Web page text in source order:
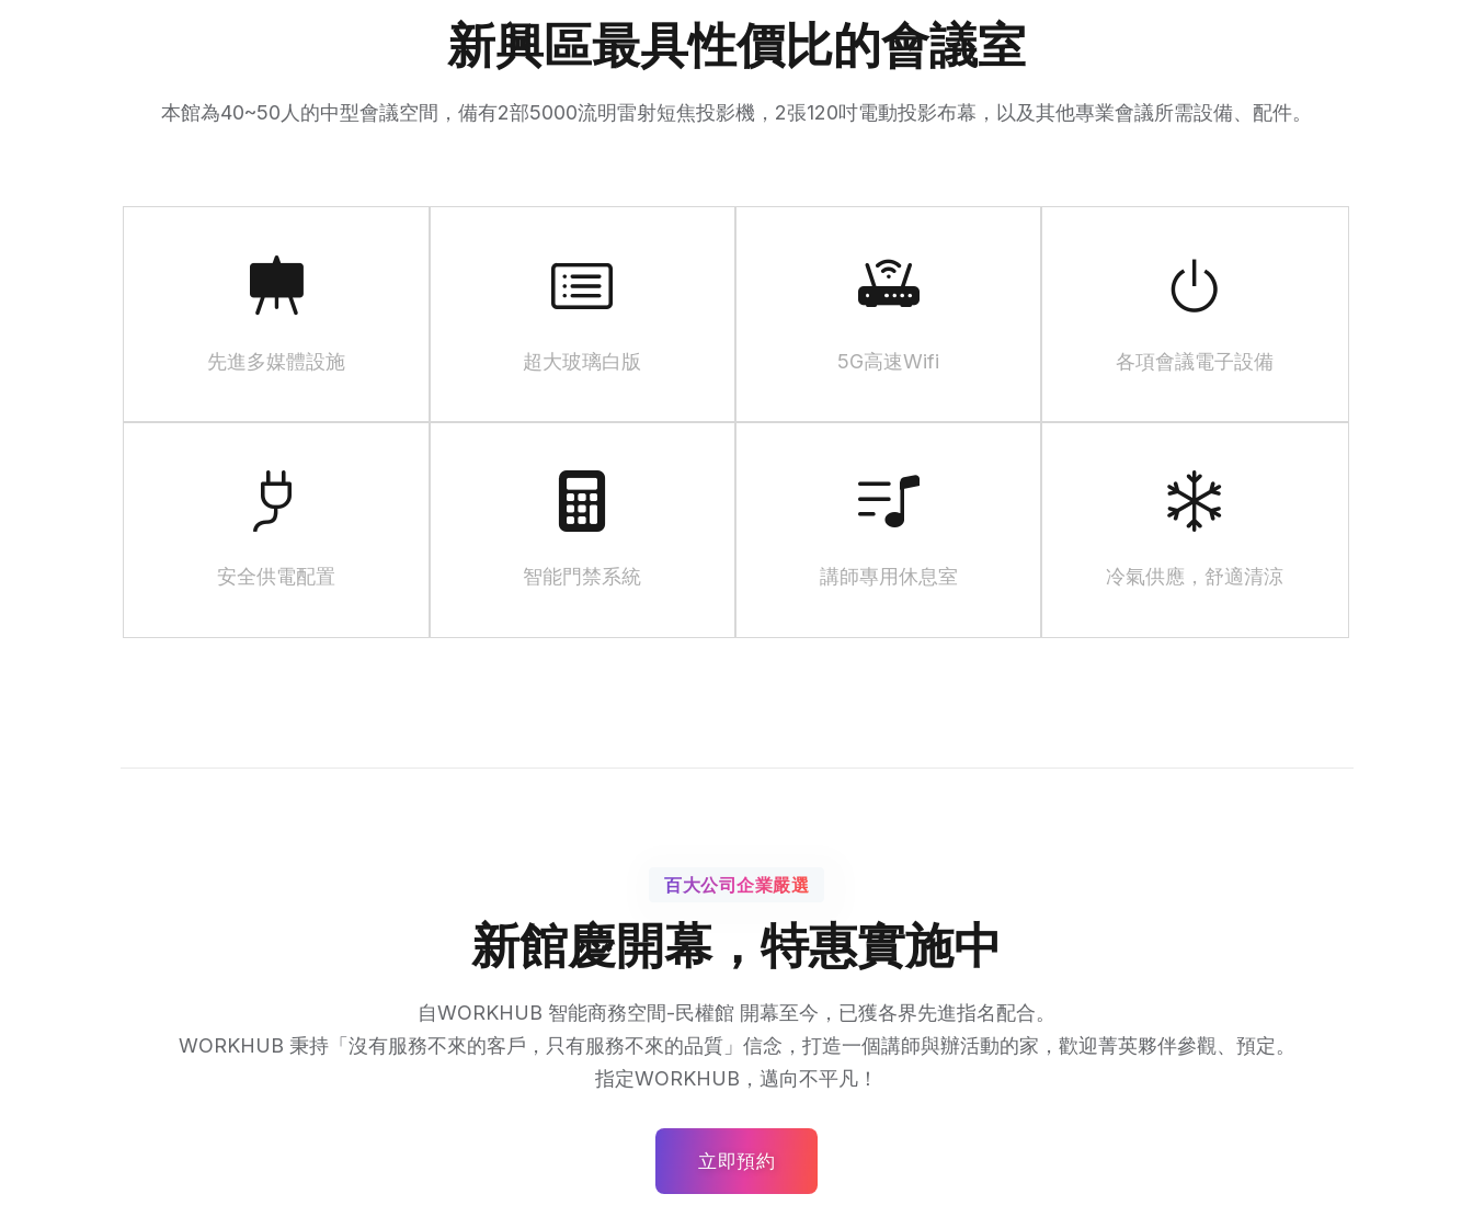
新興區最具性價比的會議室
本館為40~50人的中型會議空間，備有2部5000流明雷射短焦投影機，2張120吋電動投影布幕，以及其他專業會議所需設備、配件。
先進多媒體設施 超大玻璃白版 5G高速Wifi 各項會議電子設備
安全供電配置 智能門禁系統 講師專用休息室 冷氣供應，舒適清涼
百大公司企業嚴選
新館慶開幕，特惠實施中
自WORKHUB 智能商務空間-民權館 開幕至今，已獲各界先進指名配合。
WORKHUB 秉持「沒有服務不來的客戶，只有服務不來的品質」信念，打造一個講師與辦活動的家，歡迎菁英夥伴參觀、預定。
指定WORKHUB，邁向不平凡！
立即預約